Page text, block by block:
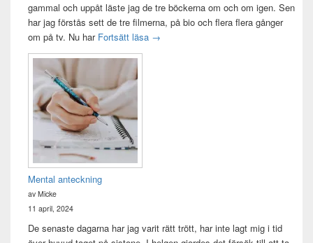
gammal och uppåt läste jag de tre böckerna om och om igen. Sen
har jag förstås sett de tre filmerna, på bio och flera flera gånger
om på tv. Nu har Fortsätt läsa Sagan om ringen-maraton
→
Mental anteckning
av Micke
11 april, 2024
De senaste dagarna har jag varit rätt trött, har inte lagt mig i tid